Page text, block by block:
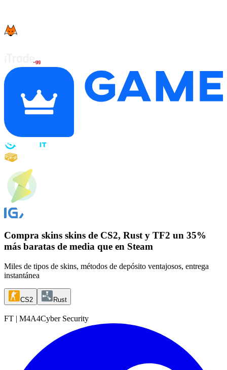
Compra skins skins de CS2, Rust y TF2 un 35%
más baratas de media que en Steam
Miles de tipos de skins, métodos de depósito ventajosos, entrega
instantánea
CS2 Rust
FT | M4A4Cyber Security